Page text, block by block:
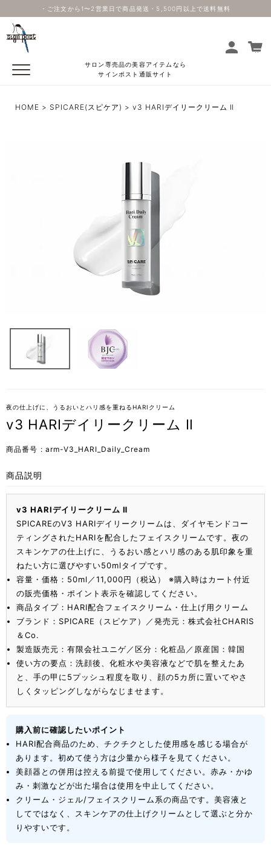
・ご注文から1〜2営業日で商品発送・5,500円以上で送料無料
サロン専売品の美容アイテムなら
サインポスト通販サイト
HOME SPICARE(スピケア) v3 HARIデイリークリーム Ⅱ
夜の仕上げに、うるおいとハリ感を重ねるHARIクリーム
v3 HARIデイリークリーム Ⅱ
商品番号 arm-V3_HARI_Daily_Cream
商品説明
v3 HARIデイリークリーム Ⅱ
SPICAREのV3 HARIデイリークリームは、ダイヤモンドコー
ティングされたHARIを配合したフェイスクリームです。夜の
スキンケアの仕上げに、うるおい感とハリ感のある肌印象を重
ねたい方に選びやすい50mlタイプです。
容量・価格：50ml／11,000円（税込） ※購入時はカート付近
の販売価格・ポイント表示を確認してください。
商品タイプ：HARI配合フェイスクリーム・仕上げ用クリーム
ブランド：SPICARE（スピケア）／発売元：株式会社CHARIS
＆Co.
製造販売元：有限会社ユニゲ／区分：化粧品／原産国：韓国
使い方の要点：洗顔後、化粧水や美容液などで肌を整えたあ
と、手の甲に5プッシュ程度を取り、顔の5カ所に置いてやさ
しくタッピングしながらなじませます。
購入前に確認したいポイント
HARI配合商品のため、チクチクとした使用感を感じる場合が
あります。初めて使う方は少量から様子を見てください。
美顔器との併用は控える前提で使用してください。赤み・かゆ
み・刺激などが出た場合は使用を中止してください。
クリーム・ジェル/フェイスクリーム系の商品です。美容液と
してではなく、スキンケアの仕上げクリームとして選ぶと分か
りやすいです。